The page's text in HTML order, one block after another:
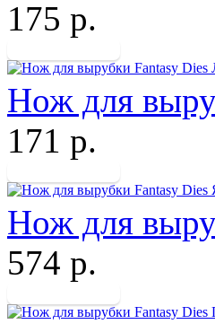
175 р.
Нож для
171 р.
Нож для
574 р.